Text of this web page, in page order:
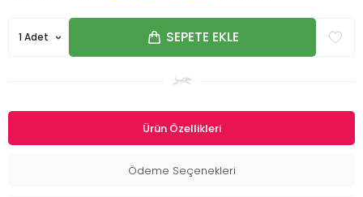
SEPETE EKLE
Ürün Özellikleri
Ödeme Seçenekleri